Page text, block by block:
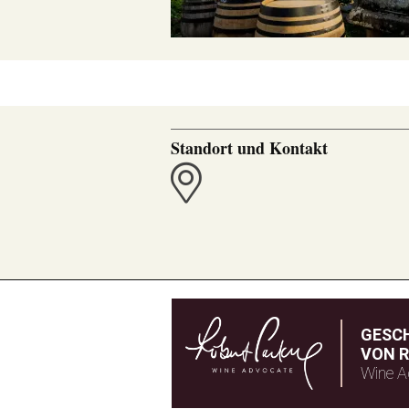
Standort und Kontakt
VON
Wine